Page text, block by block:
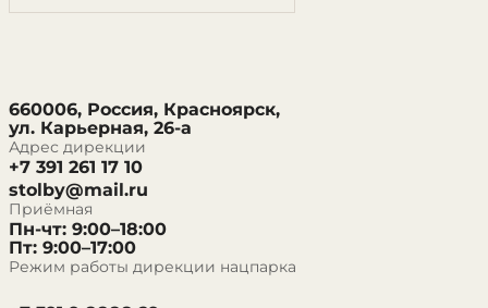
660006, Россия, Красноярск,
ул. Карьерная, 26-а
Адрес дирекции
+7 391 261 17 10
stolby@mail.ru
Приёмная
Пн-чт: 9:00–18:00
Пт: 9:00–17:00
Режим работы дирекции нацпарка